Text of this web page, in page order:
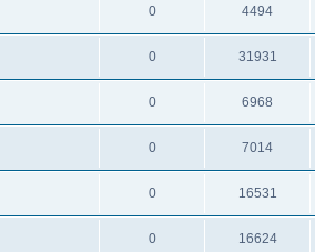
0 4494
0 31931
0 6968
0 7014
0 16531
0 16624